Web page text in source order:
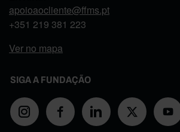
apoioaocliente@ffms.pt
+351 219 381 223
Ver no mapa
SIGA A FUNDAÇÃO